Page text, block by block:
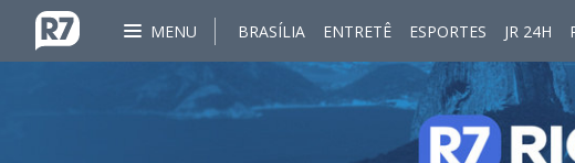
MENU BRASÍLIA ENTRETÊ ESPORTES JR 24H